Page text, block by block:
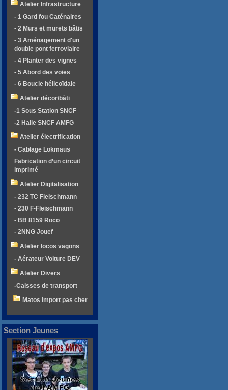
Atelier Infrastructure
- 1 Gard fou Caténaires
- 2 Murs et murets bâtis
- 3 Aménagement d'un
double pont ferroviaire
- 4 Planter des vignes
- 5 Abord des voies
- 6 Boucle hélicoïdale
Atelier décor/bâti
-1 Sous Station SNCF
-2 Halle SNCF AMFG
Atelier électrification
- Cablage Lokmaus
Fabrication d’un circuit
imprimé
Atelier Digitalisation
- 232 TC Fleischmann
- 230 F-Fleischmann
- BB 8159 Roco
- 2NNG Jouef
Atelier locos vagons
- Aérateur Voiture DEV
Atelier Divers
-Caisses de transport
Matos import pas cher
Section Jeunes